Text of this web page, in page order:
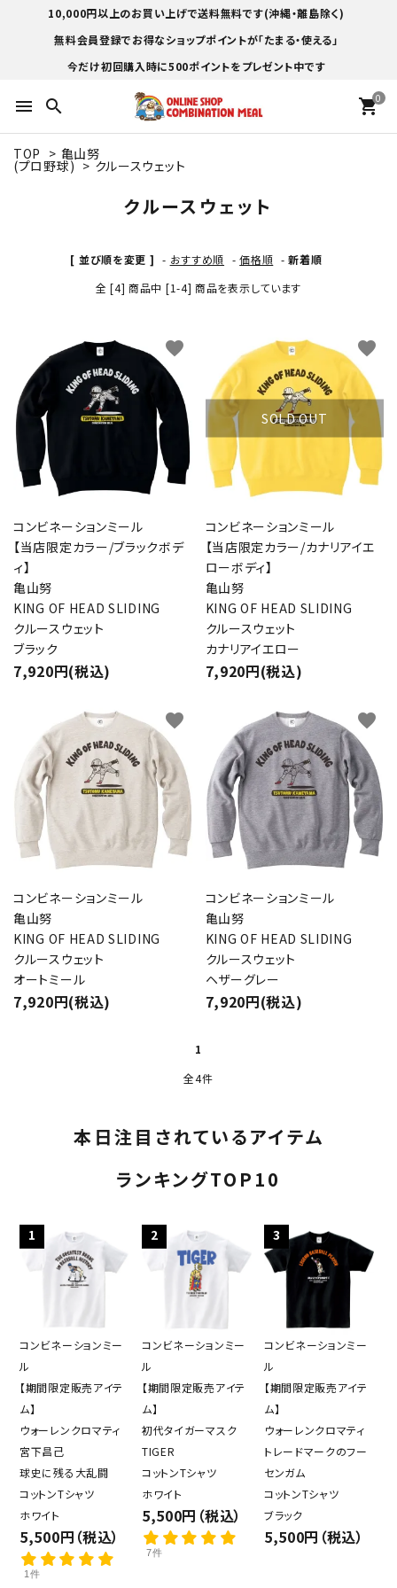
10,000円以上のお買い上げで送料無料です(沖縄・離島除く)
無料会員登録でお得なショップポイントが「たまる・使える」
今だけ初回購入時に500ポイントをプレゼント中です
menu search 0
shopping_cart
TOP > 亀山努
(プロ野球) > クルースウェット
クルースウェット
[ 並び順を変更 ] - おすすめ順 -価格順 -新着順
全 [4] 商品中 [1-4] 商品を表示しています
コンビネーションミール
【当店限定カラー/ブラックボデ
ィ】
亀山努
KING OF HEAD SLIDING
クルースウェット
ブラック
7,920円(税込)
favorite
SOLD OUT
コンビネーションミール
【当店限定カラー/カナリアイエ
ローボディ】
亀山努
KING OF HEAD SLIDING
クルースウェット
カナリアイエロー
7,920円(税込)
favorite
コンビネーションミール
亀山努
KING OF HEAD SLIDING
クルースウェット
オートミール
7,920円(税込)
favorite
コンビネーションミール
亀山努
KING OF HEAD SLIDING
クルースウェット
ヘザーグレー
7,920円(税込)
favorite
1
全4件
本日注目されているアイテム
ランキングTOP10
1
コンビネーションミー
ル
【期間限定販売アイテ
ム】
ウォーレンクロマティ
宮下昌己
球史に残る大乱闘
コットンTシャツ
ホワイト
5,500円（税込）
1件
2
コンビネーションミー
ル
【期間限定販売アイテ
ム】
初代タイガーマスク
TIGER
コットンTシャツ
ホワイト
5,500円（税込）
7件
3
コンビネーションミー
ル
【期間限定販売アイテ
ム】
ウォーレンクロマティ
トレードマークのフー
センガム
コットンTシャツ
ブラック
5,500円（税込）